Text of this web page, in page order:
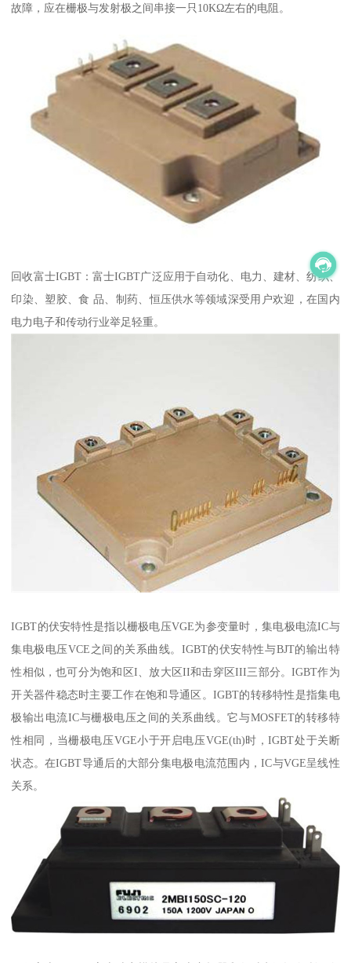
故障，应在栅极与发射极之间串接一只10KΩ左右的电阻。
回收富士IGBT：富士IGBT广泛应用于自动化、电力、建材、纺织、
印染、塑胶、食 品、制药、恒压供水等领域深受用户欢迎，在国内
电力电子和传动行业举足轻重。
IGBT的伏安特性是指以栅极电压VGE为参变量时，集电极电流IC与
集电极电压VCE之间的关系曲线。IGBT的伏安特性与BJT的输出特
性相似，也可分为饱和区I、放大区II和击穿区III三部分。IGBT作为
开关器件稳态时主要工作在饱和导通区。IGBT的转移特性是指集电
极输出电流IC与栅极电压之间的关系曲线。它与MOSFET的转移特
性相同，当栅极电压VGE小于开启电压VGE(th)时，IGBT处于关断
状态。在IGBT导通后的大部分集电极电流范围内，IC与VGE呈线性
关系。